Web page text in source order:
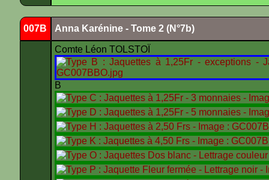
007B Anna Karénine - Tome 2 (N°7b)
Comte Léon TOLSTOÏ
B